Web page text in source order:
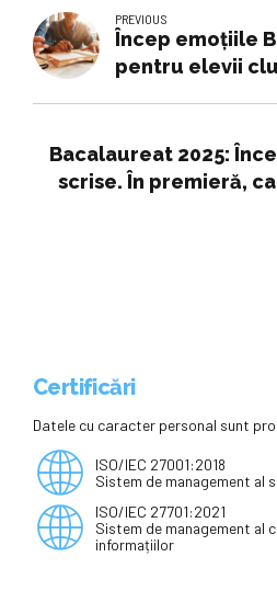
PREVIOUS
Încep emoțiile
pentru elevii
Bacalaureat 2025:
scrise. În premieră,
Certificări
Datele cu caracter personal sunt
ISO/IEC 27001:2018
Sistem de management al
ISO/IEC 27701:2021
Sistem de management al
informațiilor